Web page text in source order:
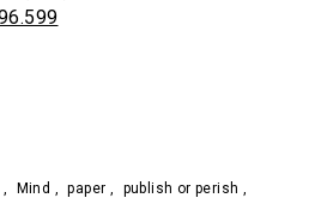
, Mind , paper , publish or perish ,